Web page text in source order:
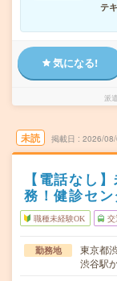
テ
気になる!
派
未読 掲載日 2026/
【電話なし
務！健診セ
職種未経験OK 交
勤務地
東京都
渋谷駅